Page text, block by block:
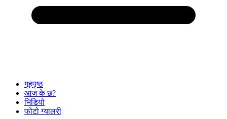
गृहपृष्ठ
आज के छ?
भिडियो
फोटो ग्यालरी